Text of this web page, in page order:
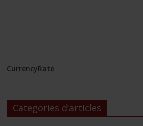
CurrencyRate
Categories d’articles